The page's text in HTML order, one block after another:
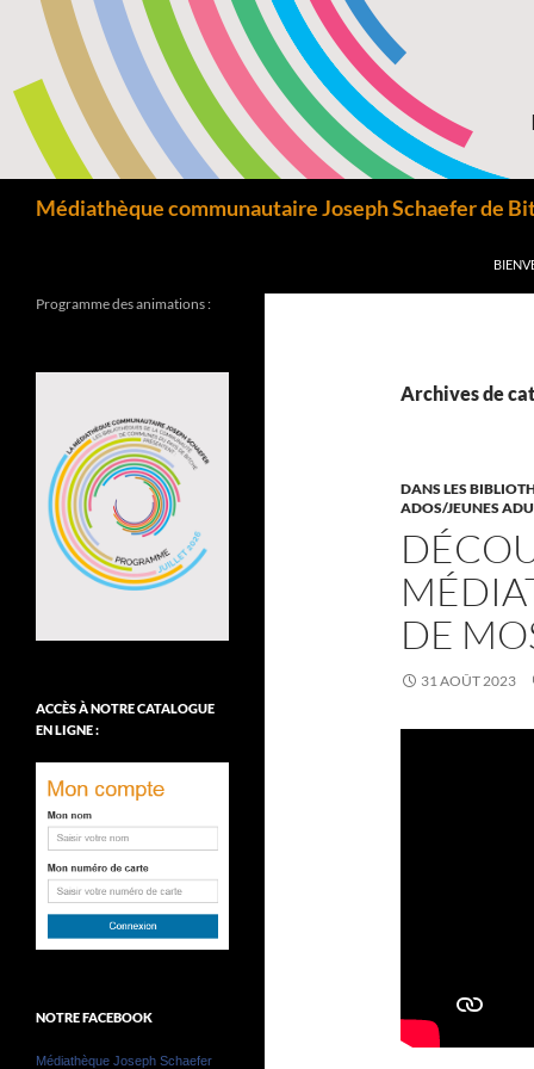
contenu
Médiathèque communautaire Joseph Schaefer de
Archives de
DANS LES
ADOS/JEUNES
DE
31 AOÛT 2023
Programme des animations :
ACCÈS À NOTRE CATALOGUE
EN LIGNE :
NOTRE FACEBOOK
Médiathèque Joseph Schaefer